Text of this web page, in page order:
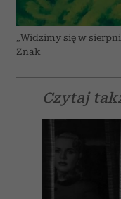
„Widzimy się w
Znak
Czytaj